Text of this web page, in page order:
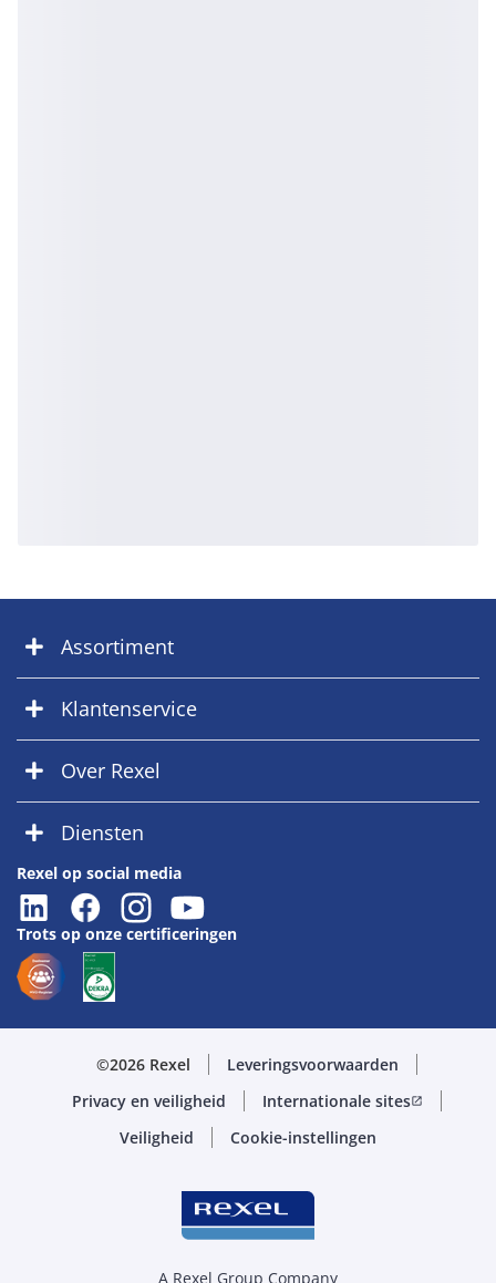
Assortiment
Klantenservice
Over Rexel
Diensten
Rexel op social media
Trots op onze certificeringen
©2026 Rexel
Leveringsvoorwaarden
Privacy en veiligheid
Internationale sitesopen_in_new
Veiligheid Cookie-instellingen
A Rexel Group Company